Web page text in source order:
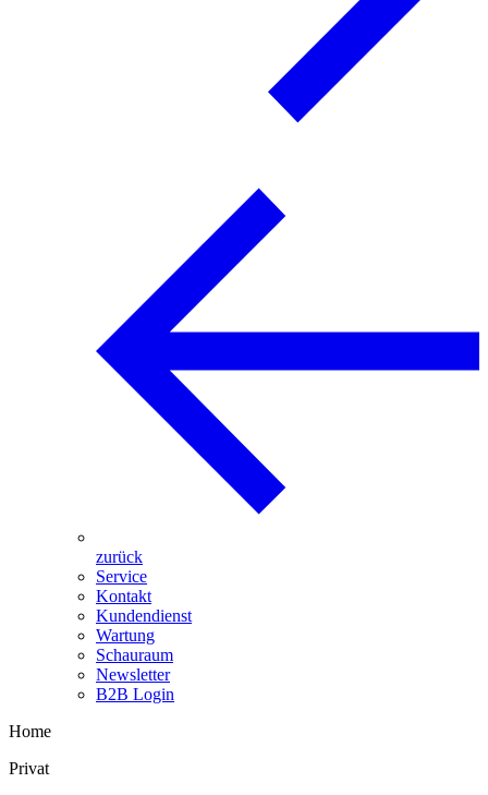
zurück
Service
Kontakt
Kundendienst
Wartung
Schauraum
Newsletter
B2B Login
Home
Privat